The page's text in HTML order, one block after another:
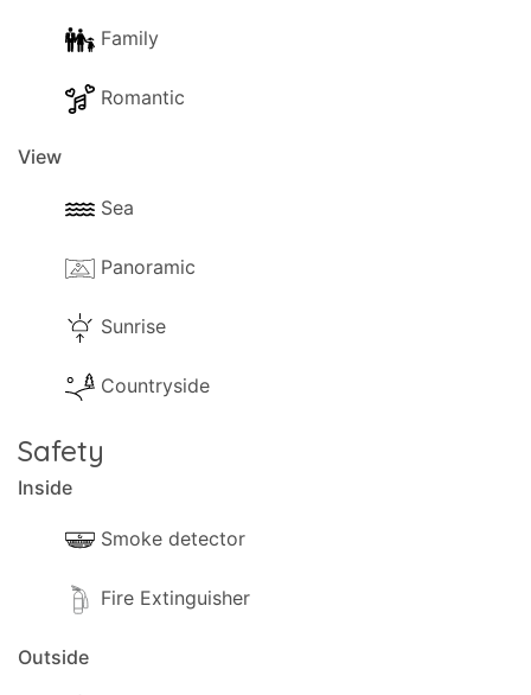
- Grille-pain
- Mixeur/Multi
- Barbecue.
- Parking disponible (Privé).
passera de temps en temps.
- Chaises longues.
- Parapluie.
Family
Romantic
View
Sea
Panoramic
Sunrise
Countryside
Safety
Inside
Smoke detector
Fire Extinguisher
Outside